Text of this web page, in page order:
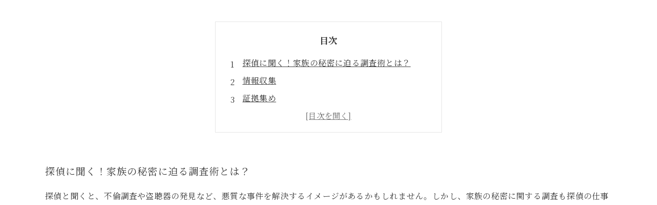
目次
探偵に聞く！家族の秘密に迫る調査術とは？
情報収集
証拠集め
コミュニケーション能力
まとめ
探偵に聞く！家族の秘密に迫る調査術とは？
探偵と聞くと、不倫調査や盗聴器の発見など、悪質な事件を解決するイメージがあるかもしれません。しかし、家族の秘密に関する調査も探偵の仕事